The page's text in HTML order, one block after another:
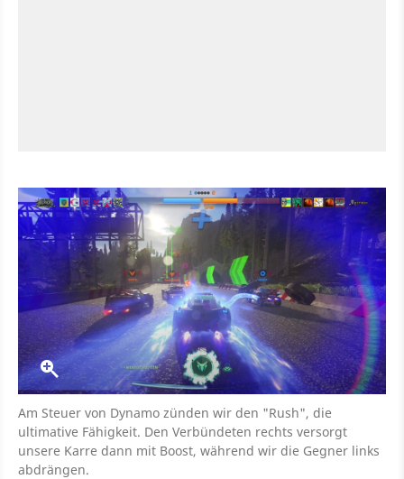
Am Steuer von Dynamo zünden wir den "Rush", die
ultimative Fähigkeit. Den Verbündeten rechts versorgt
unsere Karre dann mit Boost, während wir die Gegner links
abdrängen.